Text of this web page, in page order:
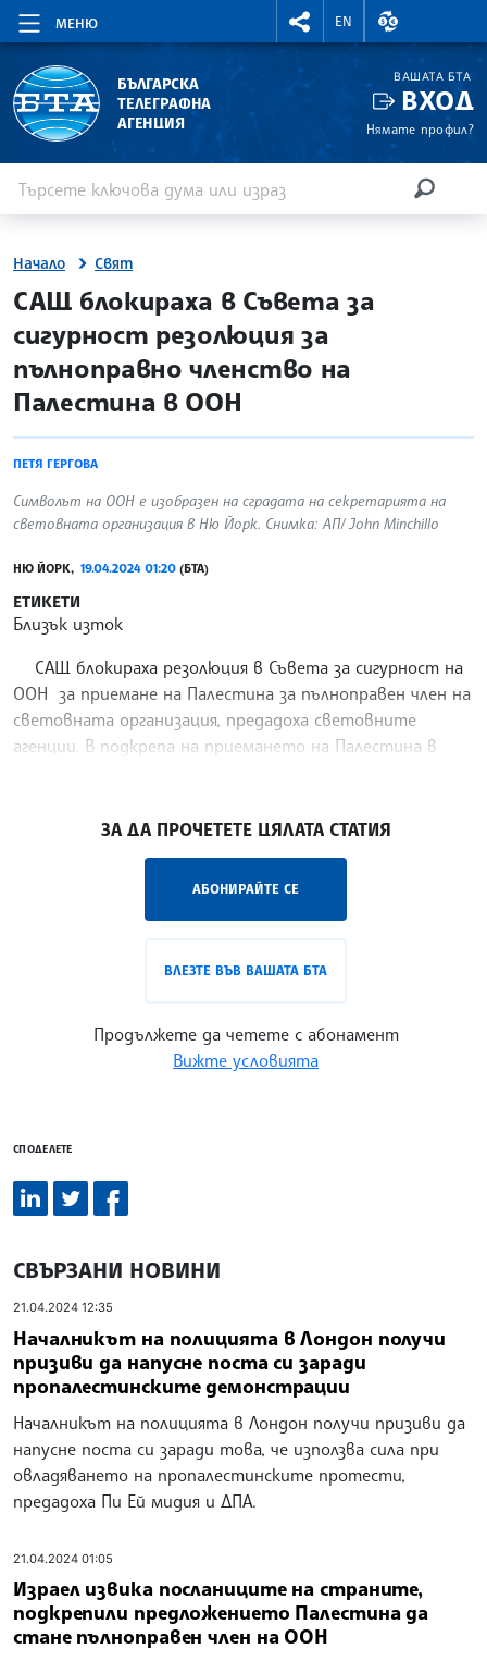
МЕНЮ
RIGHTMENU.SOCIAL
EN
ВАЛУТНИ
БЪЛГАРСКА
ТЕЛЕГРАФНА
АГЕНЦИЯ
ВАШАТА БТА
ВХОД
Нямате профил?
Начало Свят
site.bta
САЩ блокираха в Съвета за
сигурност резолюция за
пълноправно членство на
Палестина в ООН
ПЕТЯ ГЕРГОВА
Символът на ООН е изобразен на сградата на секретарията на
световната организация в Ню Йорк. Снимка: АП/ John Minchillo
НЮ ЙОРК, 19.04.2024 01:20 (БТА)
ЕТИКЕТИ
Близък изток
САЩ блокираха резолюция в Съвета за сигурност на
ООН за приемане на Палестина за пълноправен член на
световната организация, предадоха световните
агенции. В подкрепа на приемането на Палестина в
ЗА ДА ПРОЧЕТЕТЕ ЦЯЛАТА СТАТИЯ
АБОНИРАЙТЕ СЕ
ВЛЕЗТЕ ВЪВ ВАШАТА БТА
Продължете да четете с абонамент
Вижте условията
СПОДЕЛЕТЕ
СВЪРЗАНИ НОВИНИ
21.04.2024 12:35
Началникът на полицията в Лондон получи
призиви да напусне поста си заради
пропалестинските демонстрации
Началникът на полицията в Лондон получи призиви да
напусне поста си заради това, че използва сила при
овладяването на пропалестинските протести,
предадоха Пи Ей мидия и ДПА.
21.04.2024 01:05
Израел извика посланиците на страните,
подкрепили предложението Палестина да
стане пълноправен член на ООН